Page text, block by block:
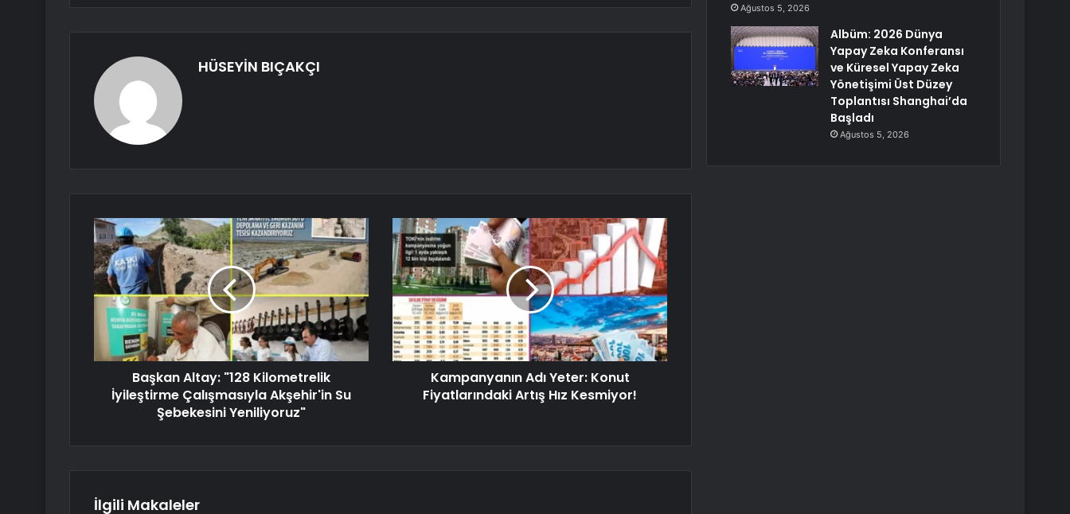
HÜSEYİN BIÇAKÇI
Başkan Altay: "128 Kilometrelik
İyileştirme Çalışmasıyla Akşehir'in Su
Şebekesini Yeniliyoruz"
Kampanyanın Adı Yeter: Konut
Fiyatlarındaki Artış Hız Kesmiyor!
İlgili Makaleler
Ağustos 5, 2026
Albüm: 2026 Dünya
Yapay Zeka Konferansı
ve Küresel Yapay Zeka
Yönetişimi Üst Düzey
Toplantısı Shanghai’da
Başladı
Ağustos 5, 2026